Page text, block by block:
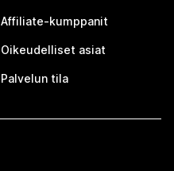
Affiliate-kumppanit
Oikeudelliset asiat
Palvelun tila